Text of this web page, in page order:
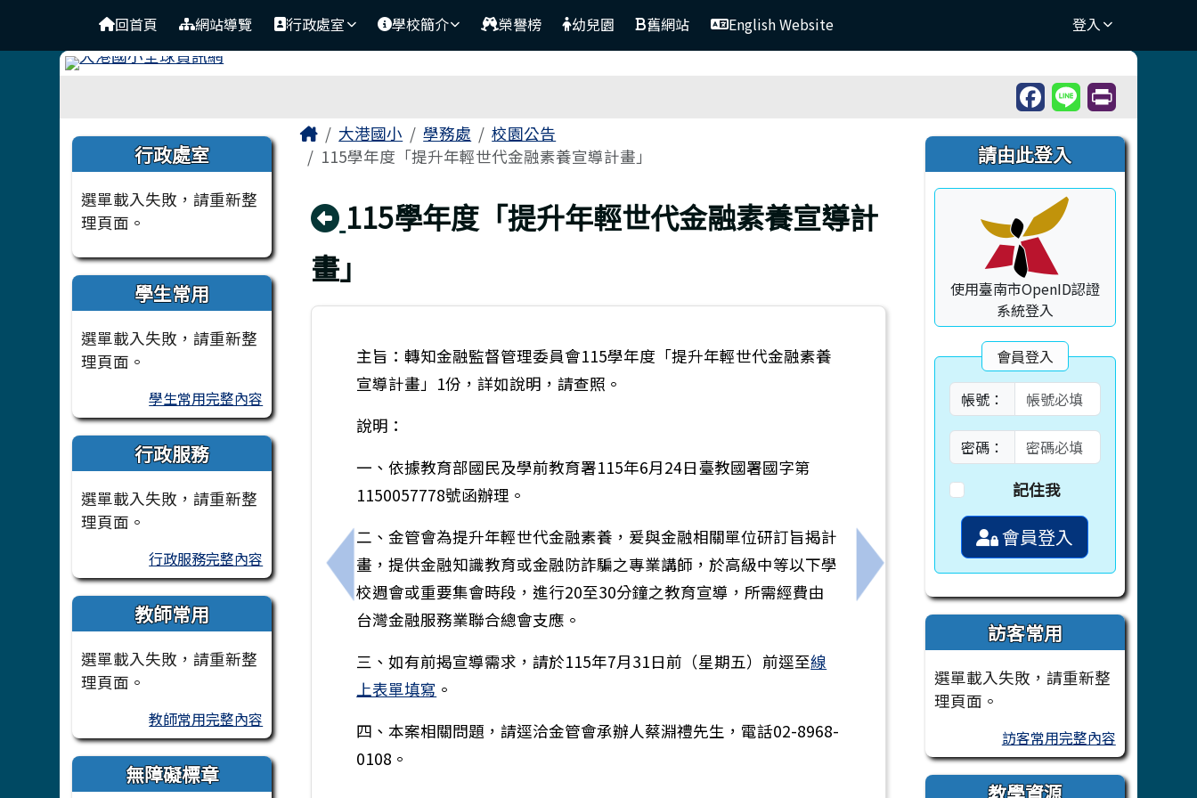
臺南市北區大港國民小學
回首頁 網站導覽 行政處室 學校簡介 榮譽榜 幼兒園 舊網站 English Website 登入
左邊區域內容
行政處室
選單載入失敗，請重新整
理頁面。
學生常用
選單載入失敗，請重新整
理頁面。
學生常用完整內容
行政服務
選單載入失敗，請重新整
理頁面。
行政服務完整內容
教師常用
選單載入失敗，請重新整
理頁面。
教師常用完整內容
無障礙標章
主內容區域
Home大港國小 學務處
校園公告
115學年度「提升年輕世代金融素養宣導計畫」
回上頁
115學年度「提升年輕世代金融素養宣導計
畫」
上一筆：『果』然無敵！水果打卡挑戰賽，歡迎中年級小朋友參加。
主旨：轉知金融監督管理委員會115學年度「提升年輕世代金融素養
宣導計畫」1份，詳如說明，請查照。
說明：
一、依據教育部國民及學前教育署115年6月24日臺教國署國字第
1150057778號函辦理。
二、金管會為提升年輕世代金融素養，爰與金融相關單位研訂旨揭計
畫，提供金融知識教育或金融防詐騙之專業講師，於高級中等以下學
校週會或重要集會時段，進行20至30分鐘之教育宣導，所需經費由
台灣金融服務業聯合總會支應。
三、如有前揭宣導需求，請於115年7月31日前（星期五）前逕至線
上表單填寫 。
四、本案相關問題，請逕洽金管會承辦人蔡淵禮先生，電話02-8968-
0108。
下一筆：115年7月至11月及116年3月至5月
右邊區域內容
請由此登入
使用臺南市OpenID認證
系統登入
會員登入
帳號：
密碼：
記住我
會員登入
訪客常用
選單載入失敗，請重新整
理頁面。
訪客常用完整內容
教學資源
頁尾區域